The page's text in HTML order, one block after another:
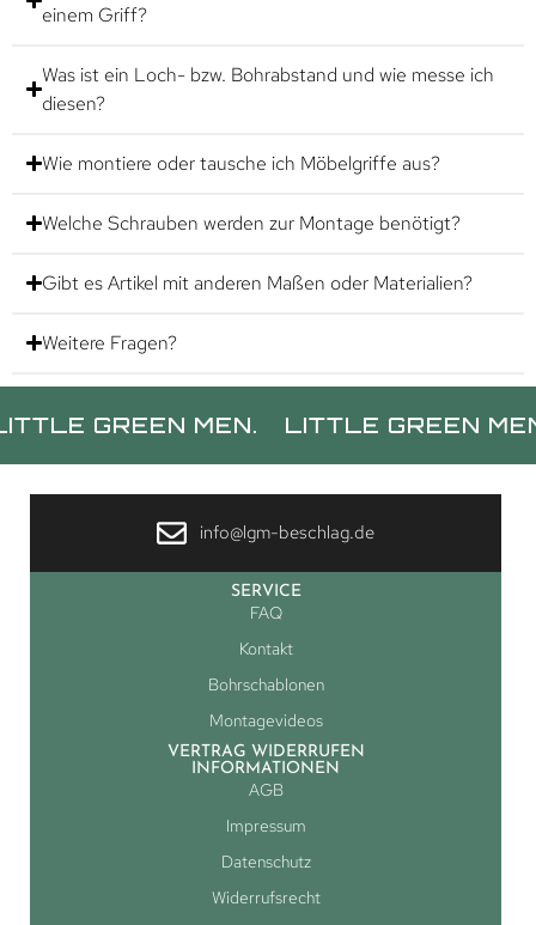
einem Griff?
Was ist ein Loch- bzw. Bohrabstand und wie messe ich
diesen?
Wie montiere oder tausche ich Möbelgriffe aus?
Welche Schrauben werden zur Montage benötigt?
Gibt es Artikel mit anderen Maßen oder Materialien?
Weitere Fragen?
GREEN MEN. LITTLE GREEN MEN.
info@lgm-beschlag.de
SERVICE
FAQ
Kontakt
Bohrschablonen
Montagevideos
VERTRAG WIDERRUFEN
INFORMATIONEN
AGB
Impressum
Datenschutz
Widerrufsrecht